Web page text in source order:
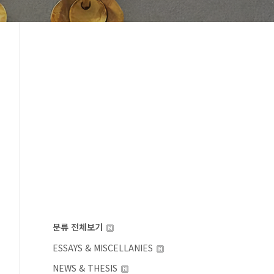
분류 전체보기
ESSAYS & MISCELLANIES
NEWS & THESIS